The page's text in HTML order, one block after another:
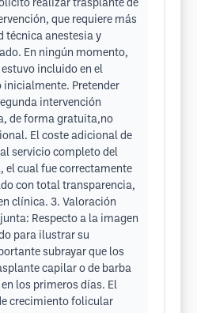
realizar trasplante de
que requiere más
técnica anestesia y
En ningún momento,
incluido en el
inicialmente. Pretender
intervención
de forma gratuita,no
El coste adicional de
servicio completo del
el cual fue correctamente
con total transparencia,
clínica. 3. Valoración
Respecto a la imagen
para ilustrar su
subrayar que los
capilar o de barba
los primeros días. El
crecimiento folicular